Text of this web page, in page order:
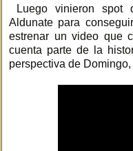
Luego vinieron spot
Aldunate para
estrenar un video que
cuenta parte de la
perspectiva de